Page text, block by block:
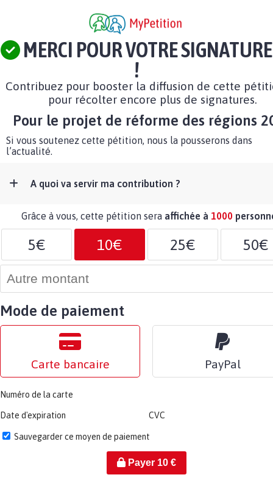
MERCI POUR VOTRE SIGNATURE
!
Contribuez pour booster la diffusion de cette
pour récolter encore plus de signatures.
Pour le projet de réforme des régions
Si vous soutenez cette pétition, nous la pousserons dans
l’actualité.
A quoi va servir ma contribution ?
Grâce à vous, cette pétition sera affichée à 1000
5€ 10€ 25€ 50€
Mode de paiement
Carte bancaire PayPal
Numéro de la carte
Date d'expiration CVC
Sauvegarder ce moyen de paiement
Payer 10€